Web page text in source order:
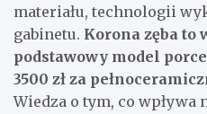
materiału, technologii
gabinetu. Korona zęba to
podstawowy model
3500 zł za
Wiedza o tym, co wpływa